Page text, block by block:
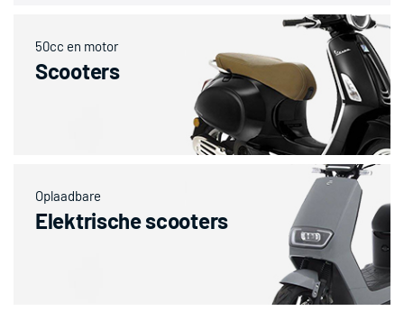
50cc en motor
Scooters
Oplaadbare
Elektrische scooters